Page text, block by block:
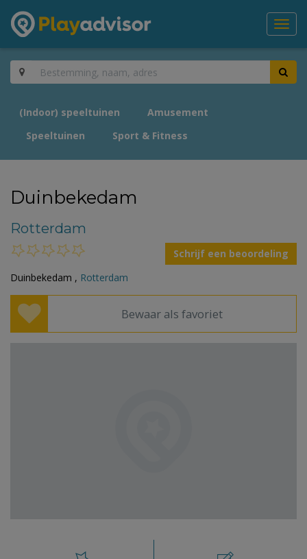
(Indoor) speeltuinen
Amusement
Speeltuinen
Sport & Fitness
Duinbekedam
Rotterdam
Schrijf een beoordeling
Duinbekedam , Rotterdam
Bewaar als favoriet